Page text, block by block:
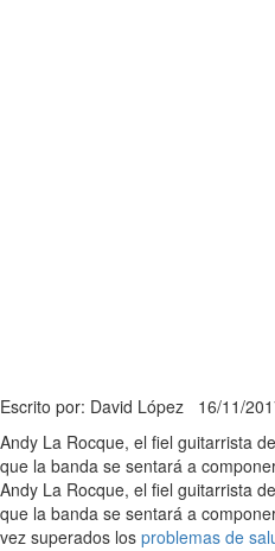
Escrito por: David López 16/11/
Andy La Rocque, el fiel guitarrista
que la banda se sentará a
Andy La Rocque, el fiel guitarrista
que la banda se sentará a
vez superados los problemas de